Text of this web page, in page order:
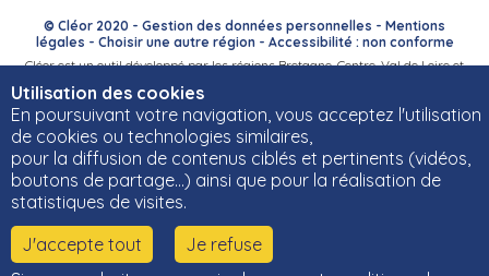
Utilisation des cookies
En poursuivant votre navigation, vous acceptez l'utilisation
de cookies ou technologies similaires,
pour la diffusion de contenus ciblés et pertinents (vidéos,
boutons de partage…) ainsi que pour la réalisation de
statistiques de visites.
J'accepte tout
Je refuse
© Cléor 2020 - Gestion des données personnelles - Mentions
légales - Choisir une autre région- Accessibilité : non conforme
Cléor est un outil développé par les régions Bretagne, Centre-Val de Loire et